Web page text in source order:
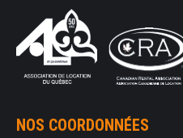
NOS COORDONNÉES